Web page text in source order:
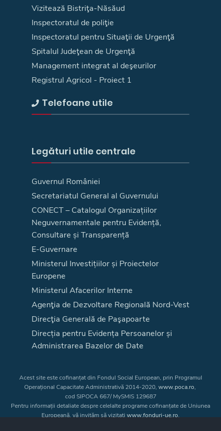
Vizitează Bistriţa-Năsăud
Inspectoratul de poliţie
Inspectoratul pentru Situaţii de Urgenţă
Spitalul Judeţean de Urgenţă
Management integrat al deşeurilor
Registrul Agricol - Proiect 1
Telefoane utile
Legături utile centrale
Guvernul României
Secretariatul General al Guvernului
CONECT – Catalogul Organizațiilor
Neguvernamentale pentru Evidență,
Consultare și Transparență
E-Guvernare
Ministerul Investițiilor și Proiectelor
Europene
Ministerul Afacerilor Interne
Agenţia de Dezvoltare Regională Nord-Vest
Direcţia Generală de Paşapoarte
Direcția pentru Evidența Persoanelor și
Administrarea Bazelor de Date
Acest site este cofinanțat din Fondul Social European, prin Programul
Operațional Capacitate Administrativă 2014-2020, www.poca.ro,
cod SIPOCA 667/ MySMIS 129687
Pentru informații detaliate despre celelalte programe cofinanțate de Uniunea
Europeană, vă invităm să vizitați www.fonduri-ue.ro.